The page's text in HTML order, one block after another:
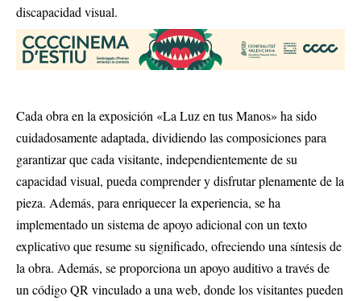
discapacidad visual.
Cada obra en la exposición «La Luz en tus Manos» ha sido
cuidadosamente adaptada, dividiendo las composiciones para
garantizar que cada visitante, independientemente de su
capacidad visual, pueda comprender y disfrutar plenamente de la
pieza. Además, para enriquecer la experiencia, se ha
implementado un sistema de apoyo adicional con un texto
explicativo que resume su significado, ofreciendo una síntesis de
la obra. Además, se proporciona un apoyo auditivo a través de
un código QR vinculado a una web, donde los visitantes pueden